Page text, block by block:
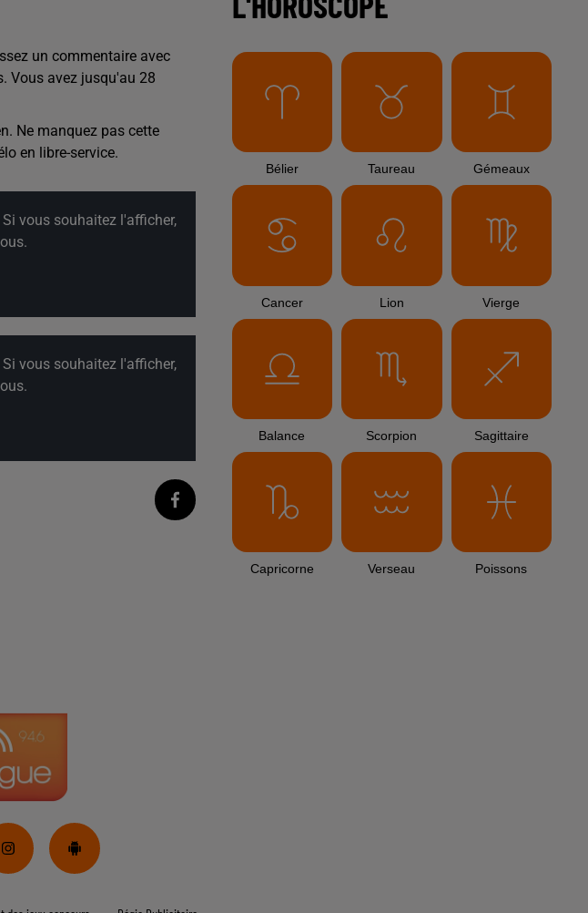
un commentaire avec
Vous avez jusqu'au 28
. Ne manquez pas cette
en libre-service.
vous souhaitez l'afficher,
vous souhaitez l'afficher,
Bélier Taureau Gémeaux
Cancer Lion Vierge
Balance Scorpion Sagittaire
Capricorne Verseau Poissons